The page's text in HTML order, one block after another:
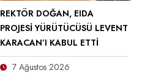
REKTÖR DOĞAN, EIDA
PROJESİ YÜRÜTÜCÜSÜ LEVENT
KARACAN’I KABUL ETTİ
7 Ağustos 2026